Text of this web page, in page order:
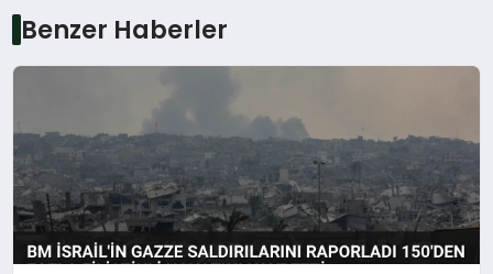
Benzer Haberler